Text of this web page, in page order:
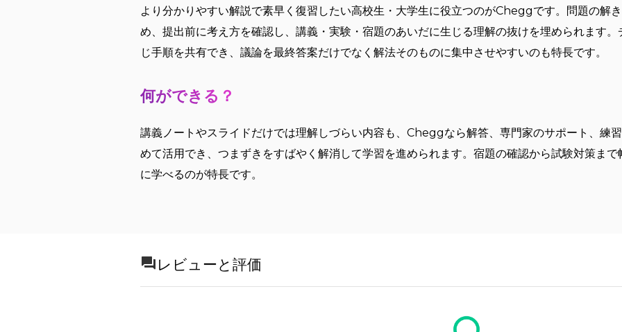
より分かりやすい解説で素早く復習したい高校生・大学生に役立つのがCheggです。問題の解
め、提出前に考え方を確認し、講義・実験・宿題のあいだに生じる理解の抜けを埋められます
じ手順を共有でき、議論を最終答案だけでなく解法そのものに集中させやすいのも特長です。
何ができる？
講義ノートやスライドだけでは理解しづらい内容も、Cheggなら解答、専門家のサポート、練
めて活用でき、つまずきをすばやく解消して学習を進められます。宿題の確認から試験対策ま
に学べるのが特長です。
レビューと評価